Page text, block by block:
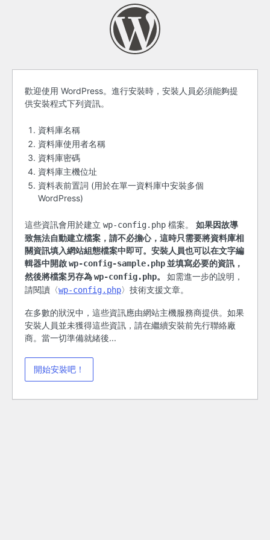
開
始
之
前
歡迎使用 WordPress。進行安裝時，安裝人員必須能夠提
供安裝程式下列資訊。
資料庫名稱
資料庫使用者名稱
資料庫密碼
資料庫主機位址
資料表前置詞 (用於在單一資料庫中安裝多個
WordPress)
這些資訊會用於建立 wp-config.php 檔案。 如果因故導
致無法自動建立檔案，請不必擔心，這時只需要將資料庫相
關資訊填入網站組態檔案中即可。安裝人員也可以在文字編
輯器中開啟wp-config-sample.php並填寫必要的資訊，
然後將檔案另存為wp-config.php。 如需進一步的說明，
請閱讀〈wp-config.php〉技術支援文章。
在多數的狀況中，這些資訊應由網站主機服務商提供。如果
安裝人員並未獲得這些資訊，請在繼續安裝前先行聯絡廠
商。當一切準備就緒後...
開始安裝吧！